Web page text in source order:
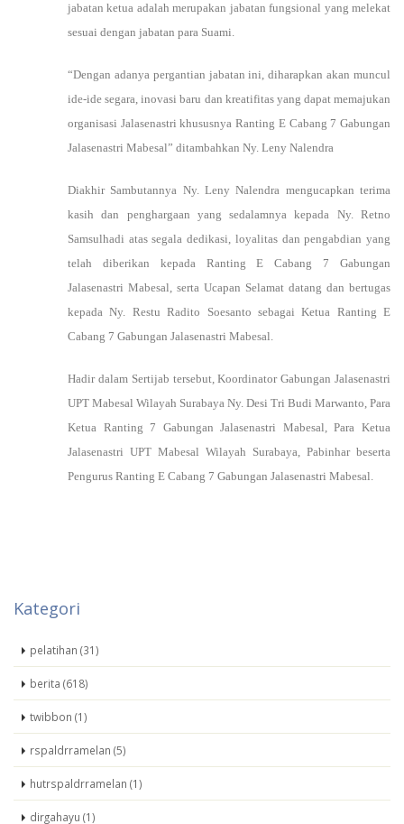
jabatan ketua adalah merupakan jabatan fungsional yang melekat
sesuai dengan jabatan para Suami.
“Dengan adanya pergantian jabatan ini, diharapkan akan muncul
ide-ide segara, inovasi baru dan kreatifitas yang dapat memajukan
organisasi Jalasenastri khususnya Ranting E Cabang 7 Gabungan
Jalasenastri Mabesal” ditambahkan Ny. Leny Nalendra
Diakhir Sambutannya Ny. Leny Nalendra mengucapkan terima
kasih dan penghargaan yang sedalamnya kepada Ny. Retno
Samsulhadi atas segala dedikasi, loyalitas dan pengabdian yang
telah diberikan kepada Ranting E Cabang 7 Gabungan
Jalasenastri Mabesal, serta Ucapan Selamat datang dan bertugas
kepada Ny. Restu Radito Soesanto sebagai Ketua Ranting E
Cabang 7 Gabungan Jalasenastri Mabesal.
Hadir dalam Sertijab tersebut, Koordinator Gabungan Jalasenastri
UPT Mabesal Wilayah Surabaya Ny. Desi Tri Budi Marwanto, Para
Ketua Ranting 7 Gabungan Jalasenastri Mabesal, Para Ketua
Jalasenastri UPT Mabesal Wilayah Surabaya, Pabinhar beserta
Pengurus Ranting E Cabang 7 Gabungan Jalasenastri Mabesal.
Kategori
pelatihan (31)
berita (618)
twibbon (1)
rspaldrramelan (5)
hutrspaldrramelan (1)
dirgahayu (1)